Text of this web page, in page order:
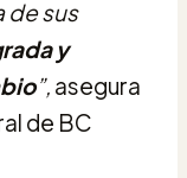
de sus
y
”, asegura
de BC